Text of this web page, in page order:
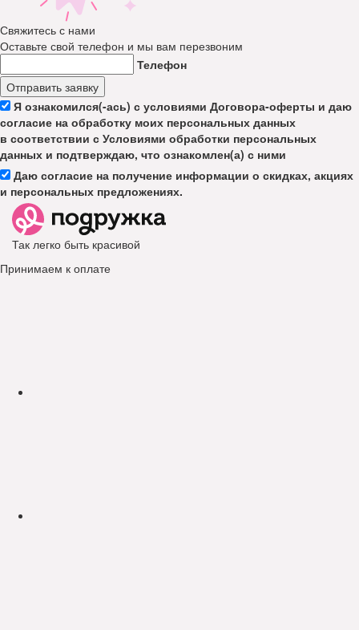
Свяжитесь с нами
Оставьте свой телефон и мы вам перезвоним
Телефон
Отправить заявку
Я ознакомился(-ась) с условиями Договора-оферты и даю
согласие на обработку моих персональных данных
в соответствии с Условиями обработки персональных
данных и подтверждаю, что ознакомлен(а) с ними
Даю согласие на получение информации о скидках, акциях
и персональных предложениях.
Так легко быть красивой
Принимаем к оплате